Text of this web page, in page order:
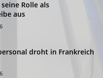
Rolle als
aus
droht in Frankreich